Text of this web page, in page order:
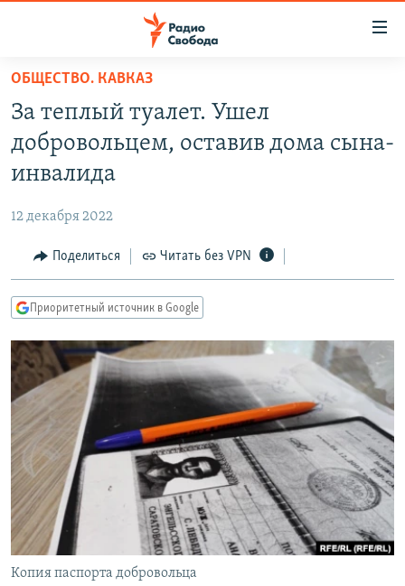
упрощенного
доступа
Вернуться
основному
Вернутся
Вернутся
поиску
ПОДКАСТЫ
АВТОРСКИЕ ПРОЕКТЫ
МНЕНИЯ
КУЛЬТУРА
КАВКАЗ.РЕАЛИИ
СЕВЕР.РЕАЛИИ
СИБИРЬ.РЕАЛИИ
РАСПИСАНИЕ ВЕЩАНИЯ
ПОДПИШИТЕСЬ НА РАССЫЛКУ
СОЦИАЛЬНЫЕ СЕТИ
ОБЩЕСТВО. КАВКАЗ
За теплый туалет. Ушел
добровольцем, оставив дома сына-
инвалида
12 декабря 2022
Поделиться Читать без VPN
Приоритетный источник в Google
Копия паспорта добровольца